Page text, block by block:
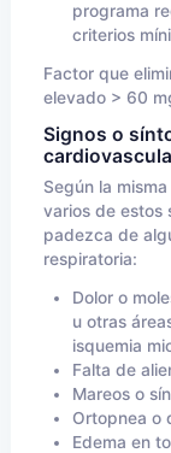
programa
criterios
Factor que
elevado > 60
Signos o
Según la
varios de estos
padezca de
respiratoria:
Dolor o
u otras
isquemia
Falta de
Mareos o
Ortopnea o
Edema en